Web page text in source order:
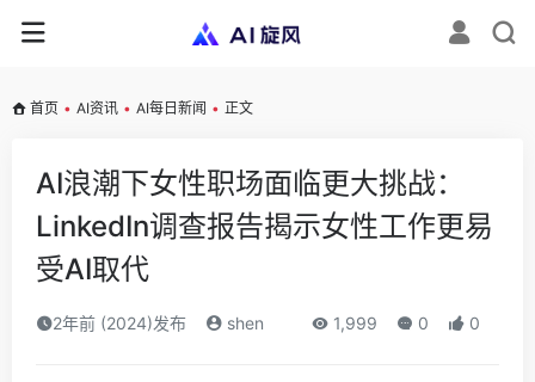
首页 • AI资讯 • AI每日新闻 • 正文
AI浪潮下女性职场面临更大挑战：
LinkedIn调查报告揭示女性工作更易
受AI取代
2年前 (2024)发布 shen 1,999 0 0